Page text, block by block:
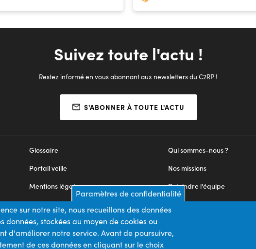
Suivez toute l'actu !
Restez informé en vous abonnant aux newsletters du C2RP !
S'ABONNER À TOUTE L'ACTU
Qui sommes-nous ?
Nos missions
Rejoindre l'équipe
Nous contacter
Glossaire
Portail veille
Mentions légales
Appels d'offres
Plan du site
Paramètres de confidentialité
sur notre site, nous recueillons des données
données, stockées au moyen de cookies ou
d'améliorer notre service. Avant de poursuivre,
de ces données en cliquant sur le choix